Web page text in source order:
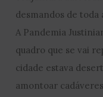
desmandos de toda
A Pandemia
quadro que se vai
cidade estava
amontoar